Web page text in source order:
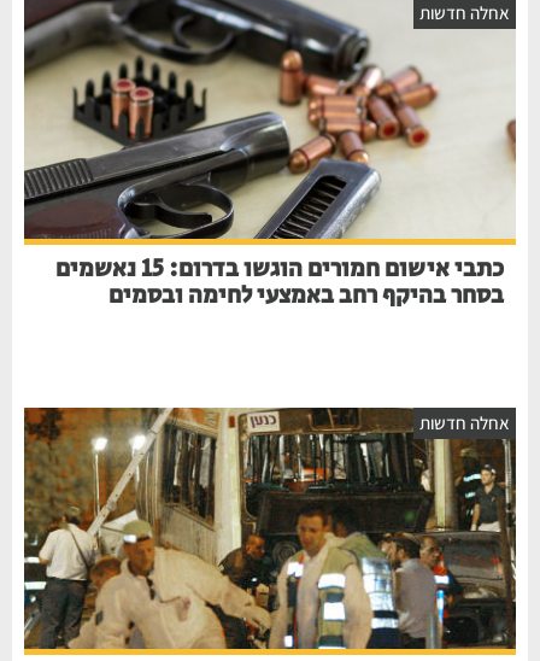
אחלה חדשות
כתבי אישום חמורים הוגשו בדרום: 15 נאשמים
בסחר בהיקף רחב באמצעי לחימה ובסמים
אחלה חדשות